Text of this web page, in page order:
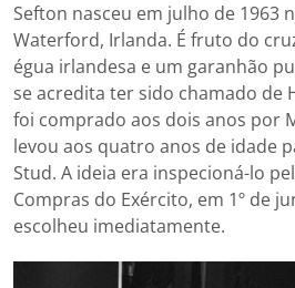
Sefton nasceu em julho de 1963
Waterford, Irlanda. É fruto do
égua irlandesa e um garanhão
se acredita ter sido chamado de
foi comprado aos dois anos por
levou aos quatro anos de idade
Stud. A ideia era inspecioná-lo
Compras do Exército, em 1º de
escolheu imediatamente.